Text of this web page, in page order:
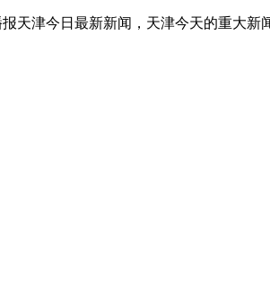
天津今日最新新闻，天津今天的重大新